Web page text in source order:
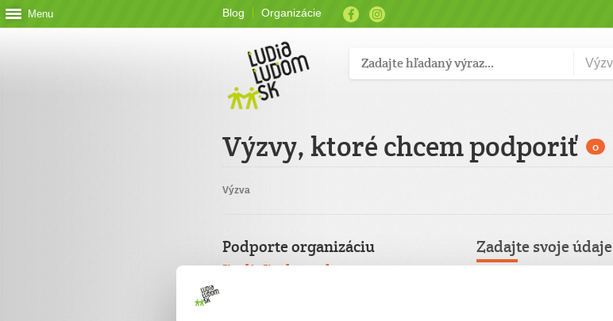
Menu Blog Organizácie
Výzvy, ktoré chcem podporiť 0
Výzva
Podporte organizáciu
ĽudiaĽudom.sk
Zadajte svoje údaje